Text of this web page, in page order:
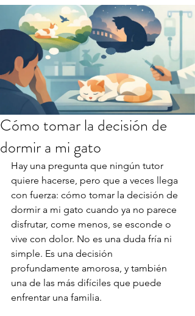
Cómo tomar la decisión de
dormir a mi gato
Hay una pregunta que ningún tutor
quiere hacerse, pero que a veces llega
con fuerza: cómo tomar la decisión de
dormir a mi gato cuando ya no parece
disfrutar, come menos, se esconde o
vive con dolor. No es una duda fría ni
simple. Es una decisión
profundamente amorosa, y también
una de las más difíciles que puede
enfrentar una familia.